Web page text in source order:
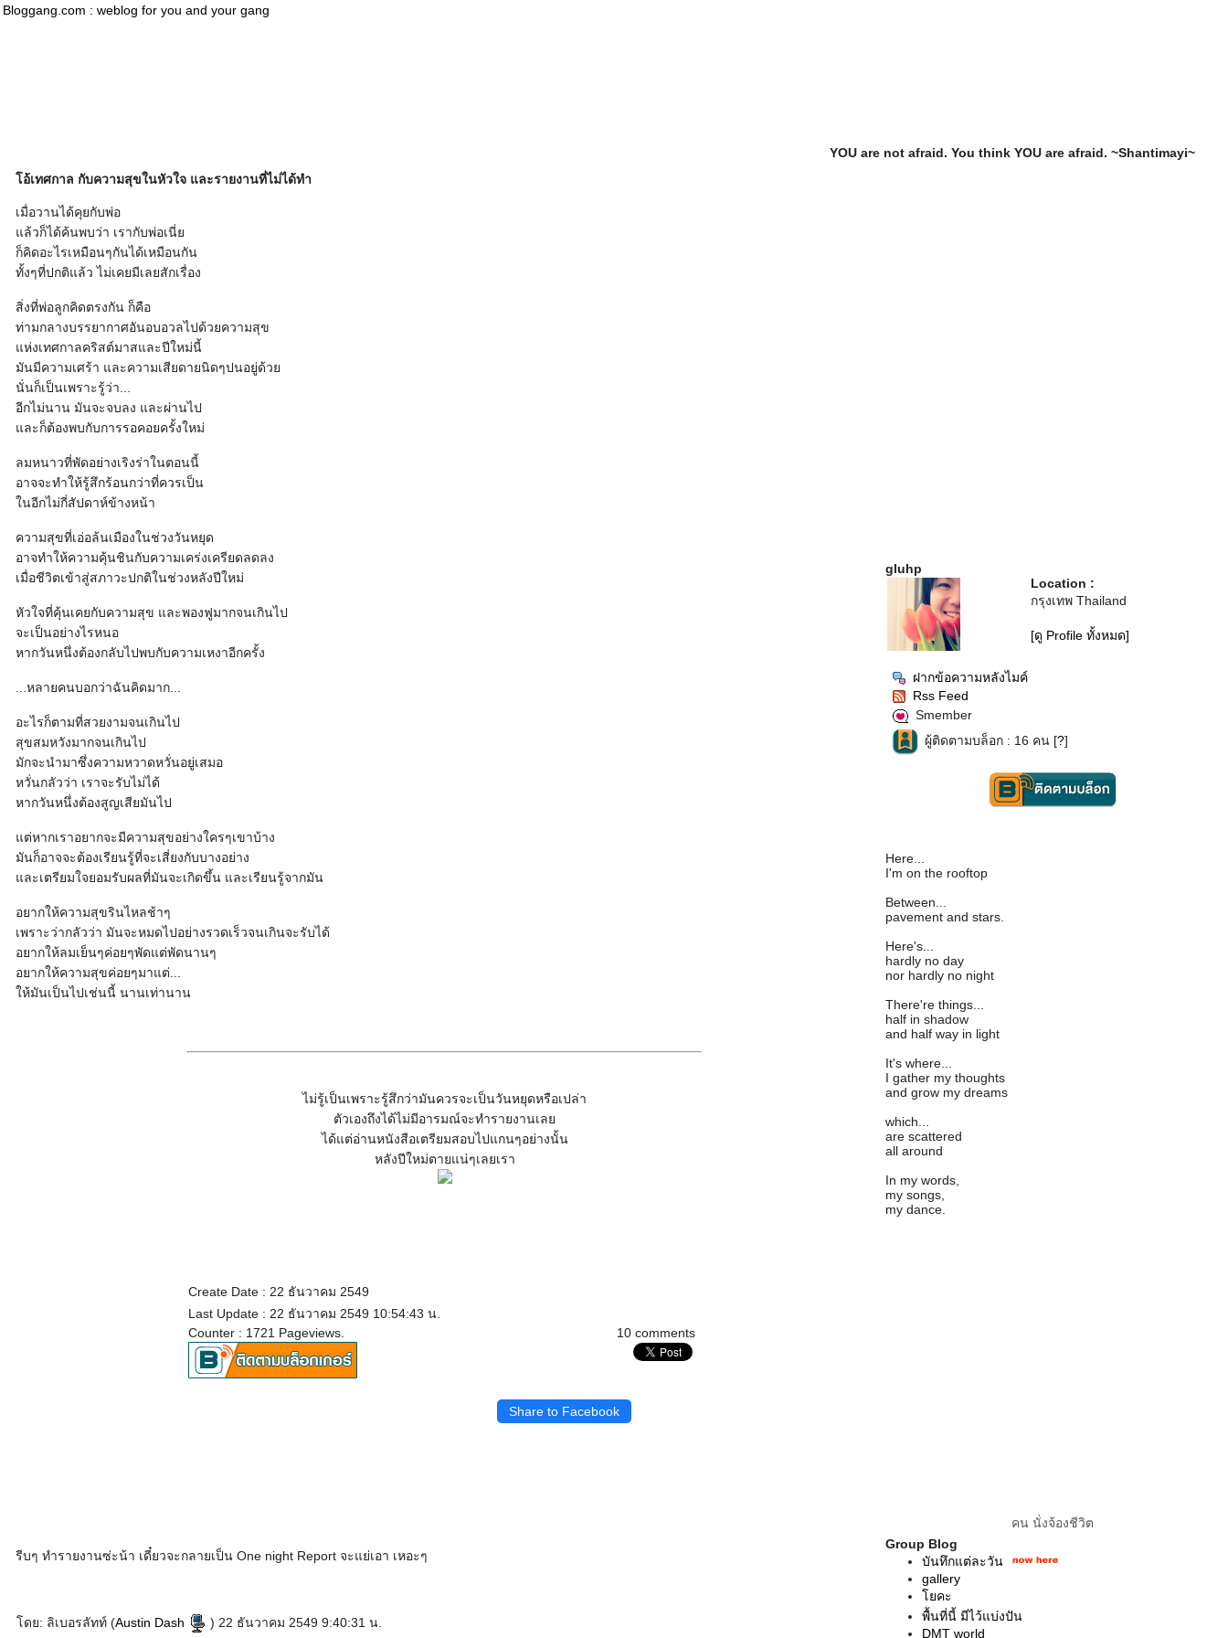
Bloggang.com : weblog for you and your gang
YOU are not afraid. You think YOU are afraid. ~Shantimayi~
โอ้เทศกาล กับความสุขในหัวใจ และรายงานที่ไม่ได้ทำ
เมื่อวานได้คุยกับพ่อ
แล้วก็ได้ค้นพบว่า เรากับพ่อเนี่ย
ก็คิดอะไรเหมือนๆกันได้เหมือนกัน
ทั้งๆที่ปกติแล้ว ไม่เคยมีเลยสักเรื่อง
สิ่งที่พ่อลูกคิดตรงกัน ก็คือ
ท่ามกลางบรรยากาศอันอบอวลไปด้วยความสุข
แห่งเทศกาลคริสต์มาสและปีใหม่นี้
มันมีความเศร้า และความเสียดายนิดๆปนอยู่ด้วย
นั่นก็เป็นเพราะรู้ว่า...
อีกไม่นาน มันจะจบลง และผ่านไป
และก็ต้องพบกับการรอคอยครั้งใหม่
ลมหนาวที่พัดอย่างเริงร่าในตอนนี้
อาจจะทำให้รู้สึกร้อนกว่าที่ควรเป็น
ในอีกไม่กี่สัปดาห์ข้างหน้า
ความสุขที่เอ่อล้นเมืองในช่วงวันหยุด
อาจทำให้ความคุ้นชินกับความเคร่งเครียดลดลง
เมื่อชีวิตเข้าสู่สภาวะปกติในช่วงหลังปีใหม่
หัวใจที่คุ้นเคยกับความสุข และพองฟูมากจนเกินไป
จะเป็นอย่างไรหนอ
หากวันหนึ่งต้องกลับไปพบกับความเหงาอีกครั้ง
...หลายคนบอกว่าฉันคิดมาก...
อะไรก็ตามที่สวยงามจนเกินไป
สุขสมหวังมากจนเกินไป
มักจะนำมาซึ่งความหวาดหวั่นอยู่เสมอ
หวั่นกลัวว่า เราจะรับไม่ได้
หากวันหนึ่งต้องสูญเสียมันไป
แต่หากเราอยากจะมีความสุขอย่างใครๆเขาบ้าง
มันก็อาจจะต้องเรียนรู้ที่จะเสี่ยงกับบางอย่าง
และเตรียมใจยอมรับผลที่มันจะเกิดขึ้น และเรียนรู้จากมัน
อยากให้ความสุขรินไหลช้าๆ
เพราะว่ากลัวว่า มันจะหมดไปอย่างรวดเร็วจนเกินจะรับได้
อยากให้ลมเย็นๆค่อยๆพัดแต่พัดนานๆ
อยากให้ความสุขค่อยๆมาแต่...
ให้มันเป็นไปเช่นนี้ นานเท่านาน
ไม่รู้เป็นเพราะรู้สึกว่ามันควรจะเป็นวันหยุดหรือเปล่า
ตัวเองถึงได้ไม่มีอารมณ์จะทำรายงานเลย
ได้แต่อ่านหนังสือเตรียมสอบไปแกนๆอย่างนั้น
หลังปีใหม่ตายแน่ๆเลยเรา
Create Date : 22 ธันวาคม 2549
10 comments
Last Update : 22 ธันวาคม 2549 10:54:43 น.
Counter : 1721 Pageviews.
Share to Facebook
รีบๆ ทำรายงานซ่ะน้า เดี๋ยวจะกลายเป็น One night Report จะแย่เอา เหอะๆ
โดย: ลิเบอรลัทท์ (Austin Dash ) 22 ธันวาคม 2549 9:40:31 น.
gluhp
Location :
กรุงเทพ Thailand
[ดู Profile ทั้งหมด]
ฝากข้อความหลังไมค์
Rss Feed
Smember
ผู้ติดตามบล็อก : 16 คน [?]
Here...
I'm on the rooftop
Between...
pavement and stars.
Here's...
hardly no day
nor hardly no night
There're things...
half in shadow
and half way in light
It's where...
I gather my thoughts
and grow my dreams
which...
are scattered
all around
In my words,
my songs,
my dance.
คน นั่งจ้องชีวิต
Group Blog
บันทึกแต่ละวัน
gallery
โยคะ
พื้นที่นี้ มีไว้แบ่งปัน
DMT world